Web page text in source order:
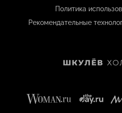
Политика
Рекомендательные